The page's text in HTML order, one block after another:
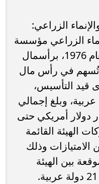
الزراعي:
الزراعي مؤسسة
مالية عربية، تأسست في العام 1976، برأسمال
، وتُسهم في رأس مال
قيد التأسيس،
في 12 دولة عربية، وبلغ إجمالي
الهيئة نحو 1.9 مليار دولار أمريكي حتى
شركات الهيئة القائمة
الامتيازات وذلك
بين الهيئة